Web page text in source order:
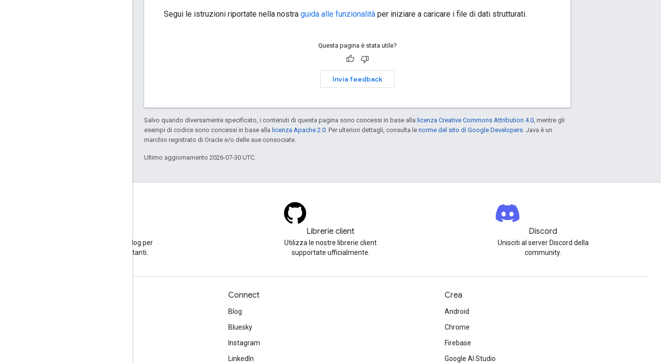
Segui le istruzioni riportate nella nostra guida alle funzionalità per iniziare a caricare i file di dati strutturati.
Questa pagina è stata utile?
Invia feedback
Salvo quando diversamente specificato, i contenuti di questa pagina sono concessi in base alla licenza Creative Commons Attribution 4.0 , mentre gli
esempi di codice sono concessi in base alla licenza Apache 2.0 . Per ulteriori dettagli, consulta le norme del sito di Google Developers . Java è un
marchio registrato di Oracle e/o delle sue consociate.
Ultimo aggiornamento 2026-07-30 UTC.
Visita il nostro blog per
annunci importanti.
Librerie client
Utilizza le nostre librerie client
supportate ufficialmente.
Discord
Unisciti al server Discord della
community.
Connect
Blog
Bluesky
Instagram
LinkedIn
Crea
Android
Chrome
Firebase
Google AI Studio